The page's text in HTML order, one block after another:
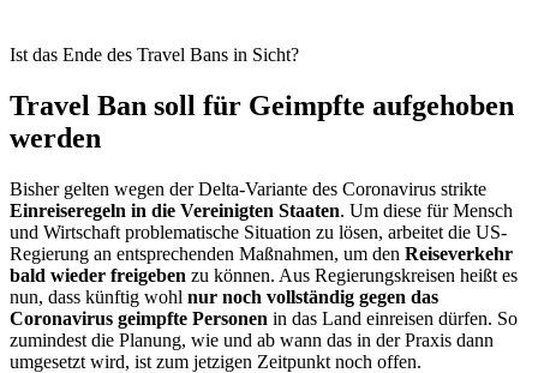
Ist das Ende des Travel Bans in Sicht?
Travel Ban soll für Geimpfte aufgehoben
werden
Bisher gelten wegen der Delta-Variante des Coronavirus strikte
Einreiseregeln in die Vereinigten Staaten. Um diese für Mensch
und Wirtschaft problematische Situation zu lösen, arbeitet die US-
Regierung an entsprechenden Maßnahmen, um den Reiseverkehr
bald wieder freigeben zu können. Aus Regierungskreisen heißt es
nun, dass künftig wohl nur noch vollständig gegen das
Coronavirus geimpfte Personen in das Land einreisen dürfen. So
zumindest die Planung, wie und ab wann das in der Praxis dann
umgesetzt wird, ist zum jetzigen Zeitpunkt noch offen.